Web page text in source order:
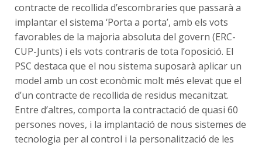
contracte de recollida d’escombraries que passarà a
implantar el sistema ‘Porta a porta’, amb els vots
favorables de la majoria absoluta del govern (ERC-
CUP-Junts) i els vots contraris de tota l’oposició. El
PSC destaca que el nou sistema suposarà aplicar un
model amb un cost econòmic molt més elevat que el
d’un contracte de recollida de residus mecanitzat.
Entre d’altres, comporta la contractació de quasi 60
persones noves, i la implantació de nous sistemes de
tecnologia per al control i la personalització de les